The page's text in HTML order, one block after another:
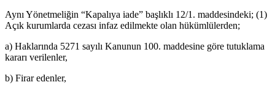
Aynı Yönetmeliğin “Kapalıya iade” başlıklı 12/1. maddesindeki; (1)
Açık kurumlarda cezası infaz edilmekte olan hükümlülerden;
a) Haklarında 5271 sayılı Kanunun 100. maddesine göre tutuklama
kararı verilenler,
b) Firar edenler,